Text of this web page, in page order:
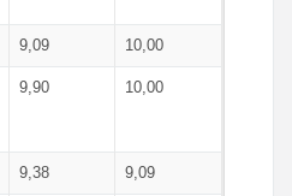
9,09 10,00
9,90 10,00
9,38 9,09